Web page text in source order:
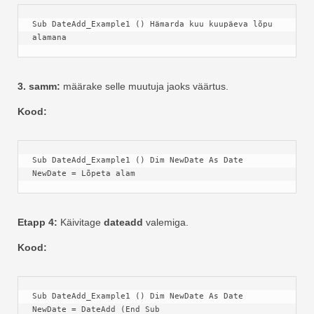
Sub DateAdd_Example1 () Hämarda kuu kuupäeva lõpu
alamana
3. samm: määrake selle muutuja jaoks väärtus.
Kood:
Sub DateAdd_Example1 () Dim NewDate As Date
NewDate = Lõpeta alam
Etapp 4: Käivitage dateadd valemiga.
Kood:
Sub DateAdd_Example1 () Dim NewDate As Date
NewDate = DateAdd (End Sub